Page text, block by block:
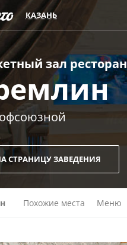
КАЗАНЬ
зал
СТРАНИЦУ ЗАВЕДЕНИЯ
Похожие места Меню